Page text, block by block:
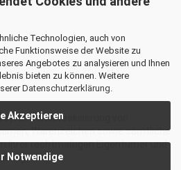
Technologien, auch von
Funktionsweise der Website zu
Angebotes zu analysieren und Ihnen
bieten zu können. Weitere
Datenschutzerklärung
Akzeptieren
Notwendige
| Shoprealisierung von
Warenzeichen sowie sämtliche
Ihrer rechtmäßigen Eigentümer und